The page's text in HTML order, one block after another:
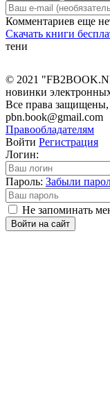
Комментариев еще
Скачать книги
тени
© 2021
новинки
Все права защищены,
pbn.book@gmail.com
Правообладателям
Войти Регистрация
Логин:
Пароль: Забыли
Не запоминать
Войти на сайт